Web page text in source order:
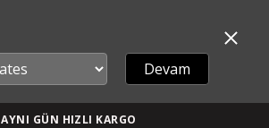
Devam
AYNI GÜN HIZLI KARGO